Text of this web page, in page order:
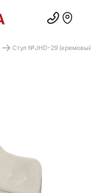
Стул №JHD-29